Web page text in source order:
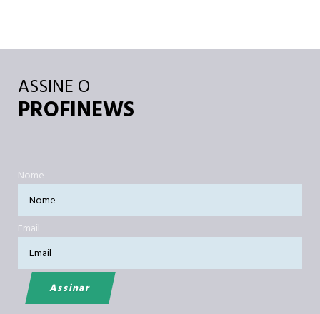
ASSINE O
PROFINEWS
Nome
Email